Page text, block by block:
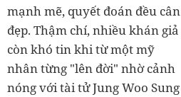
mạnh mẽ, quyết đoán đều cân
đẹp. Thậm chí, nhiều khán giả
còn khó tin khi từ một mỹ
nhân từng "lên đời" nhờ cảnh
nóng với tài tử Jung Woo Sung